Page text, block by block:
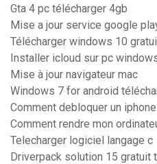
Gta 4 pc télécharger 4gb
Mise a jour service google
Télécharger windows 10
Installer icloud sur pc
Mise à jour navigateur mac
Windows 7 for android
Comment debloquer un
Comment rendre mon
Telecharger logiciel langage c
Driverpack solution 15